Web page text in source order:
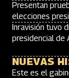
Presentan
elecciones
Inravisión tuvo
presidencial de
NUEVAS
Este es el